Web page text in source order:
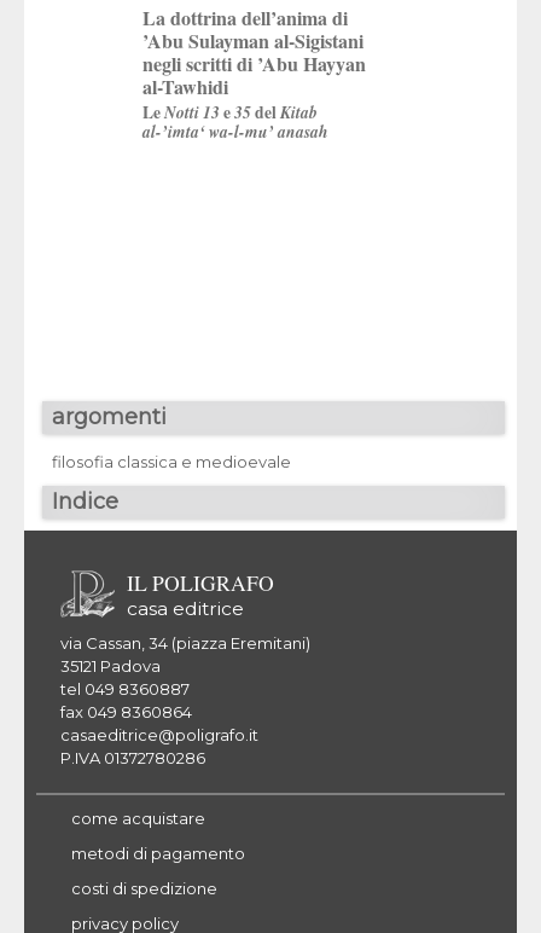
La dottrina dell’anima di
’Abu Sulayman al-Sigistani
negli scritti di ’Abu Hayyan
al-Tawhidi
LeNotti 13 e35delKitab
al-’imta‘ wa-l-mu’ anasah
argomenti
filosofia classica e medioevale
Indice
IL POLIGRAFO
casa editrice
via Cassan, 34 (piazza Eremitani)
35121 Padova
tel 049 8360887
fax 049 8360864
casaeditrice@poligrafo.it
P.IVA 01372780286
come acquistare
metodi di pagamento
costi di spedizione
privacy policy